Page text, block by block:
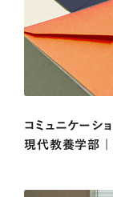
コミュニケーシ
現代教養学部 |